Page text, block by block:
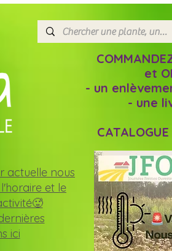
et
- un
- une
actuelle nous
et le
ici